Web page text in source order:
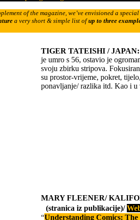
of the magazine, we’ve envisioned a
a very short & simple list ofup to three
TIGER TATEISHI /
je umro s 56, ostavio je
svoju zbirku stripova.
su prostor-vrijeme, pokret,
ponavljanje/ razlika itd. Kao i
MARY FLEENER/
(stranica iz publikacije)/
“Understanding Comics: